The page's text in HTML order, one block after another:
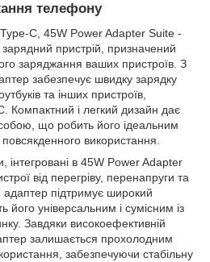
телефону
C, 45W Power Adapter Suite -
пристрій, призначений
заряджання ваших пристроїв. З
забезпечує швидку зарядку
та інших пристроїв,
Компактний і легкий дизайн дає
що робить його ідеальним
використання.
інтегровані в 45W Power Adapter
від перегріву, перенапруги та
підтримує широкий
його універсальним і сумісним із
Завдяки високоефективній
залишається прохолодним
забезпечуючи стабільну